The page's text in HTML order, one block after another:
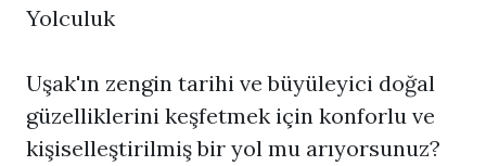
Yolculuk
Uşak'ın zengin tarihi ve büyüleyici doğal
güzelliklerini keşfetmek için konforlu ve
kişiselleştirilmiş bir yol mu arıyorsunuz?